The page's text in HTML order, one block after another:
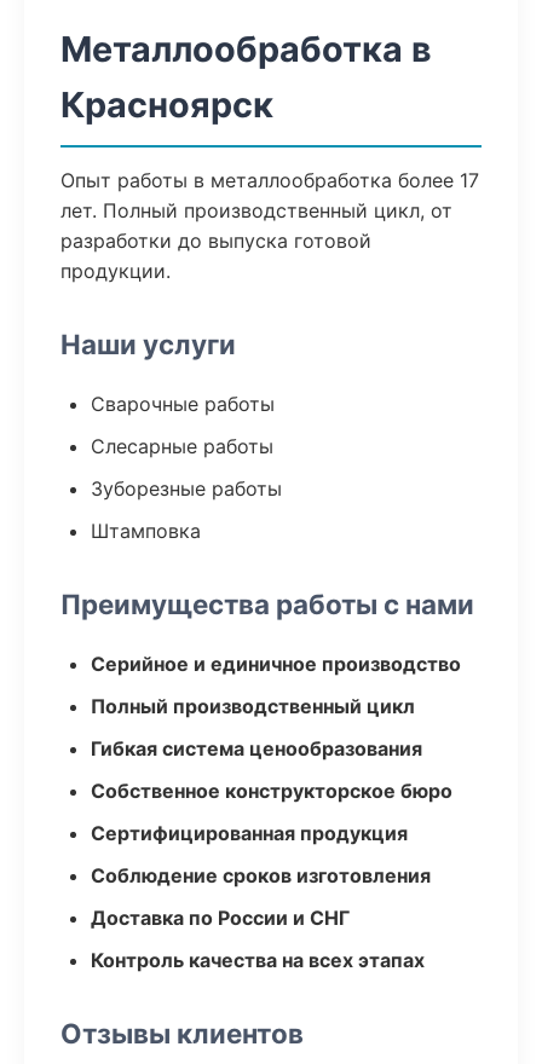
Металлообработка в
Красноярск
Опыт работы в металлообработка более 17
лет. Полный производственный цикл, от
разработки до выпуска готовой
продукции.
Наши услуги
Сварочные работы
Слесарные работы
Зуборезные работы
Штамповка
Преимущества работы с нами
Серийное и единичное производство
Полный производственный цикл
Гибкая система ценообразования
Собственное конструкторское бюро
Сертифицированная продукция
Соблюдение сроков изготовления
Доставка по России и СНГ
Контроль качества на всех этапах
Отзывы клиентов